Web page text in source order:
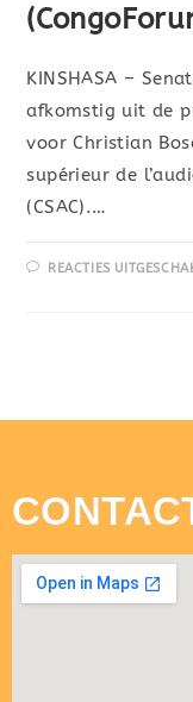
KINSHASA –
afkomstig uit de
voor Christian
supérieur de
(CSAC).…
REACTIES